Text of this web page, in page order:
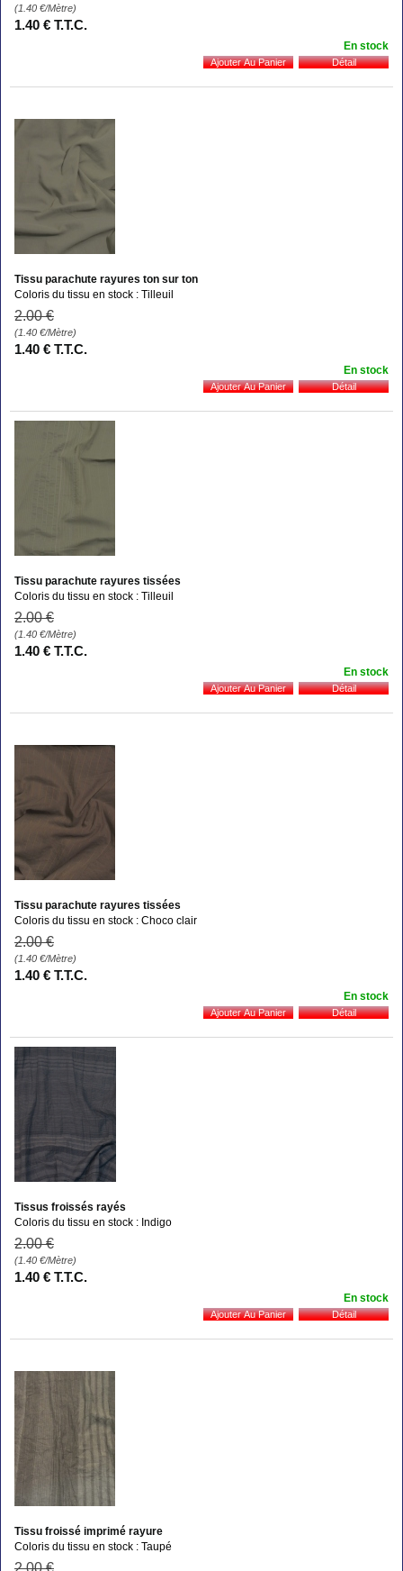
(1.40 €/Mètre)
1.40 € T.T.C.
En stock
Tissu parachute rayures ton sur ton
Coloris du tissu en stock : Tilleuil
2.00 €
(1.40 €/Mètre)
1.40 € T.T.C.
En stock
Tissu parachute rayures tissées
Coloris du tissu en stock : Tilleuil
2.00 €
(1.40 €/Mètre)
1.40 € T.T.C.
En stock
Tissu parachute rayures tissées
Coloris du tissu en stock : Choco clair
2.00 €
(1.40 €/Mètre)
1.40 € T.T.C.
En stock
Tissus froissés rayés
Coloris du tissu en stock : Indigo
2.00 €
(1.40 €/Mètre)
1.40 € T.T.C.
En stock
Tissu froissé imprimé rayure
Coloris du tissu en stock : Taupé
2.00 €